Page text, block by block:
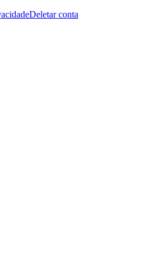
Deletar conta